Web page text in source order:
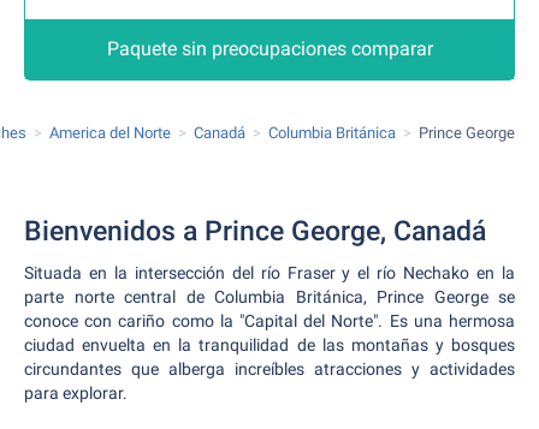
Paquete sin preocupaciones comparar
America del Norte Canadá Columbia Británica Prince George
Bienvenidos a Prince George, Canadá
Situada en la intersección del río Fraser y el río Nechako en la
parte norte central de Columbia Británica, Prince George se
conoce con cariño como la "Capital del Norte". Es una hermosa
ciudad envuelta en la tranquilidad de las montañas y bosques
circundantes que alberga increíbles atracciones y actividades
para explorar.